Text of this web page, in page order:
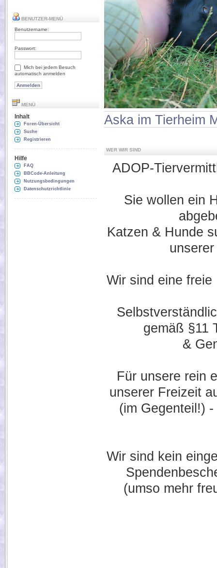
BENUTZER-MENÜ
Benutzername:
Passwort:
Mich bei jedem Besuch
automatisch anmelden
MENÜ
Inhalt
Foren-Übersicht
Suche
Registrieren
Hilfe
FAQ
BBCode-Anleitung
Nutzungsbedingungen
Datenschutzrichtlinie
Aska im Tierheim
WER WIR SIND
ADOP-
Sie wollen ein
Katzen & Hunde
Wir sind eine
gemäß §11
&
Für unsere rein
unserer Freizeit
(im Gegenteil!)
Wir sind kein
(umso mehr